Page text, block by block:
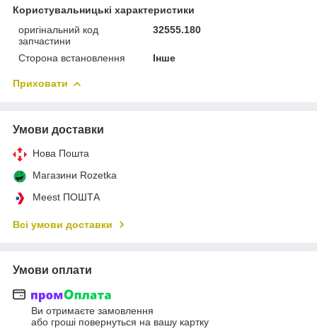
Користувальницькі характеристики
оригінальний код
запчастини
32555.180
Сторона встановлення Інше
Приховати
Умови доставки
Нова Пошта
Магазини Rozetka
Meest ПОШТА
Всі умови доставки
Умови оплати
Ви отримаєте замовлення
або гроші повернуться на вашу картку